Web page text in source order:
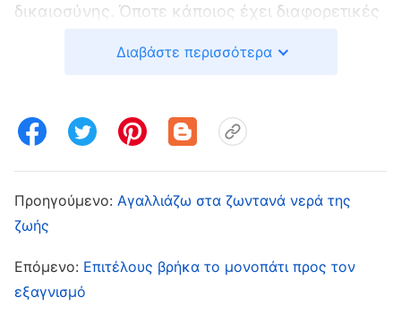
δικαιοσύνης. Όποτε κάποιος έχει διαφορετικές
τους. Κάθε φορά που το ΚΚΚ καταστέλλει βίαια
εθνικών μειονοτήτων, πρώτα μηχανεύονται
ψευδείς κατηγορίες και προκαλούν τη δημόσια
κατακραυγή, ξεσηκώνοντας τον λαό, και
κατόπιν καταφεύγουν σε βίαιη καταστολή.
Διαβάστε περισσότερα
Προηγούμενο: Αγαλλιάζω στα ζωντανά νερά της
ζωής
Επόμενο: Επιτέλους βρήκα το μονοπάτι προς τον
εξαγνισμό